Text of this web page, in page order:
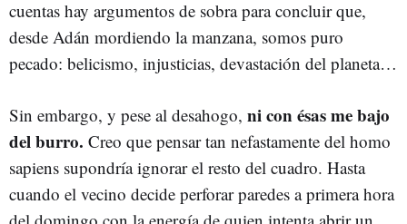
cuentas hay argumentos de sobra para concluir que,
desde Adán mordiendo la manzana, somos puro
pecado: belicismo, injusticias, devastación del planeta…
Sin embargo, y pese al desahogo, ni con ésas me bajo
del burro. Creo que pensar tan nefastamente del homo
sapiens supondría ignorar el resto del cuadro. Hasta
cuando el vecino decide perforar paredes a primera hora